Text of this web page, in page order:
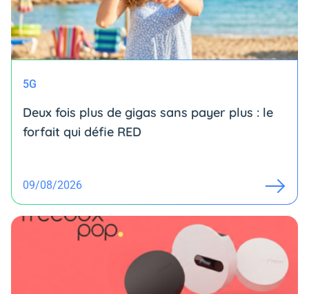
5G
Deux fois plus de gigas sans payer plus : le
forfait qui défie RED
09/08/2026